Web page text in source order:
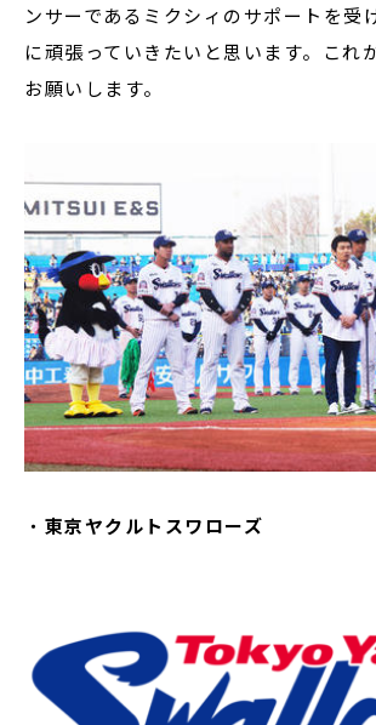
ンサーであるミクシィのサポートを受
に頑張っていきたいと思います。これ
お願いします。
・ 東京ヤクルトスワローズ